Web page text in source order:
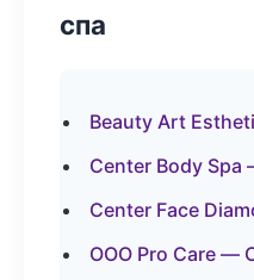
спа
Beauty Art
Center Body Spa
Center Face
ООО Pro Care —